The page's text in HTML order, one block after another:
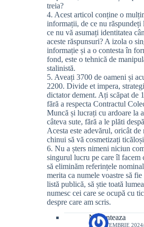
treia?
4. Acest articol conține o
informații, de ce nu răspundeți
ce nu vă asumați identitatea
aceste răspunsuri? A izola o
informație și a o contesta în
fond, este o tehnică de
stalinistă.
5. Aveați 3700 de oameni și
2200. Divide et impera,
dictator dement. Ați scăpat de
fără a respecta Contractul
Muncă și lucrați cu ardoare la
câteva sute, fără a le plăti
Acesta este adevărul, oricât
chinui să vă cosmetizați
6. Nu a șters nimeni niciun
singurul lucru pe care îl facem
să eliminăm referințele
merita ca numele voastre să fie
listă publică, să știe toată
numesc cei care se ocupă cu
despre care am scris.
Nuconteaza
28 SEPTEMBRIE